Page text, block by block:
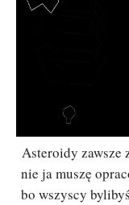
Asteroidy zawsze
nie ja muszę
bo wszyscy